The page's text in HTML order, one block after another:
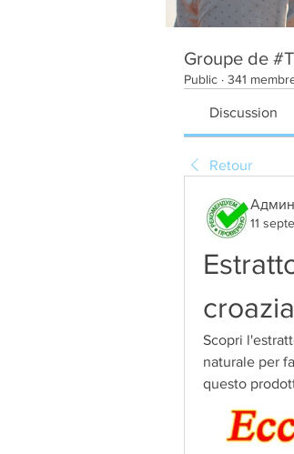
Groupe de
Public · 341
Discussion
Retour
11
croazia
Scopri
naturale per
questo